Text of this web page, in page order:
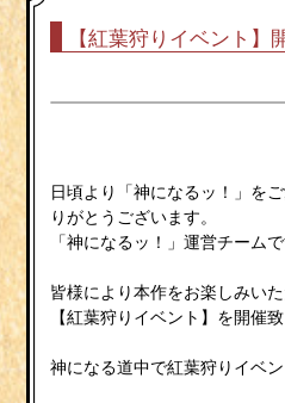
【紅葉狩りイベント】
日頃より「神になるッ！」を
りがとうございます。
「神になるッ！」運営チームで
皆様により本作をお楽しみいた
【紅葉狩りイベント】を開催致
神になる道中で紅葉狩りイベ